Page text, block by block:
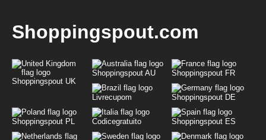
Shoppingspout.com
Shoppingspout UK
Shoppingspout AU Shoppingspout FR
Livrecupom Shoppingspout DE
Shoppingspout PL Codicegratuito Shoppingspout ES